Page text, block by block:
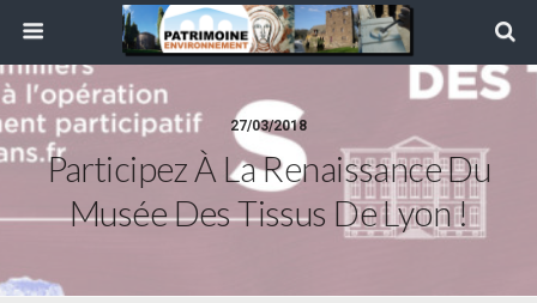
27/03/2018
Participez À La Renaissance Du
Musée Des Tissus De Lyon !